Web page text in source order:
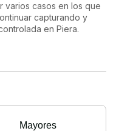
varios casos en los que
capturando y
en Piera.
Mayores